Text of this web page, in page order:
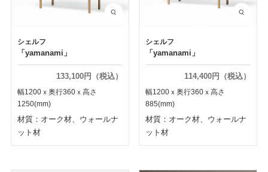
シェルフ
「yamanami」
133,100円（税込）
幅1200ｘ奥行360ｘ高さ
1250(mm)
材質：オーク材、ウォールナ
ット材
シェルフ
「yamanami」
114,400円（税込）
幅1200ｘ奥行360ｘ高さ
885(mm)
材質：オーク材、ウォールナ
ット材